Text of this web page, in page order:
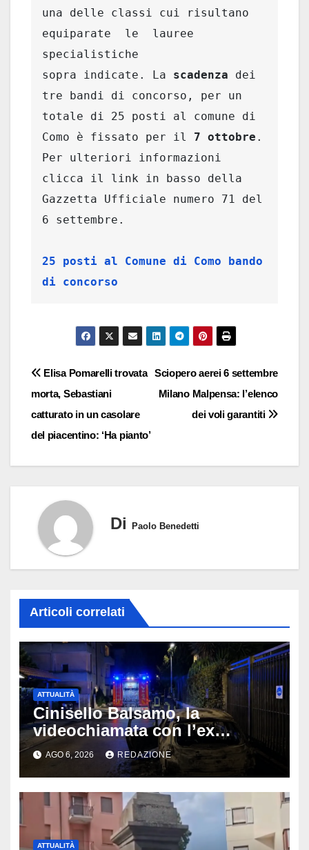
una delle classi cui risultano
equiparate  le  lauree
specialistiche
sopra indicate. La scadenza dei
tre bandi di concorso, per un
totale di 25 posti al comune di
Como è fissato per il 7 ottobre .
Per ulteriori informazioni
clicca il link in basso della
Gazzetta Ufficiale numero 71 del
6 settembre.
25 posti al Comune di Como bando
di concorso
Navigazione
articoli
Sciopero aerei 6 settembre
Milano Malpensa: l’elenco
dei voli garantiti
Elisa Pomarelli trovata
morta, Sebastiani
catturato in un casolare
del piacentino: ‘Ha pianto’
Di Paolo Benedetti
Articoli correlati
ATTUALITÀ
Cinisello Balsamo, la
videochiamata con l’ex
fidanzata e il dramma: 35enne
lotta tra la vita e la morte
AGO 6, 2026 REDAZIONE
ATTUALITÀ